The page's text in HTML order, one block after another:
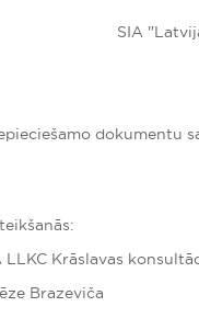
SIA
dokumentu
LLKC Krāslavas
Brazeviča